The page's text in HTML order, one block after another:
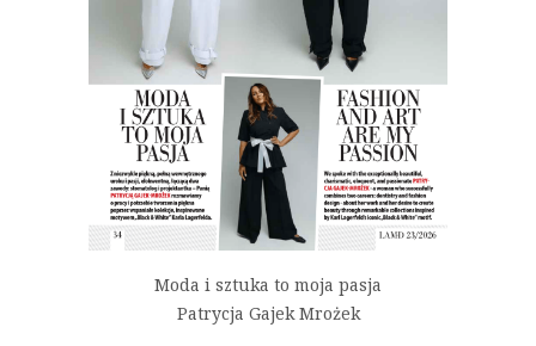
Moda i sztuka to moja pasja
Patrycja Gajek Mrożek